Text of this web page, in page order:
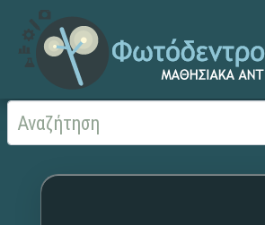
Αρχική Χωρίς τίτλο